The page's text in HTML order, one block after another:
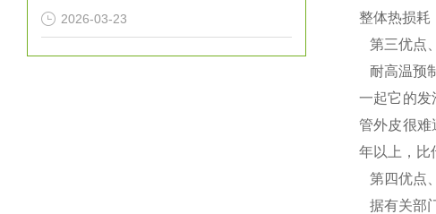
2026-03-23
整体热损耗
第三优点
耐高温预
一起它的发
管外皮很难
年以上，比
第四优点
据有关部